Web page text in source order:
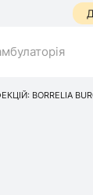
BORRELIA